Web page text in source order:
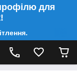
для